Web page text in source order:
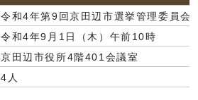
令和4年第9回京田辺市選挙管理委員会
令和4年9月1日（木）午前10時
京田辺市役所4階401会議室
4人